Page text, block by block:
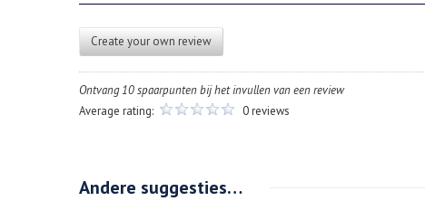
Create your own review
Ontvang 10 spaarpunten bij het invullen van een review
Average rating:
0 reviews
Andere suggesties…